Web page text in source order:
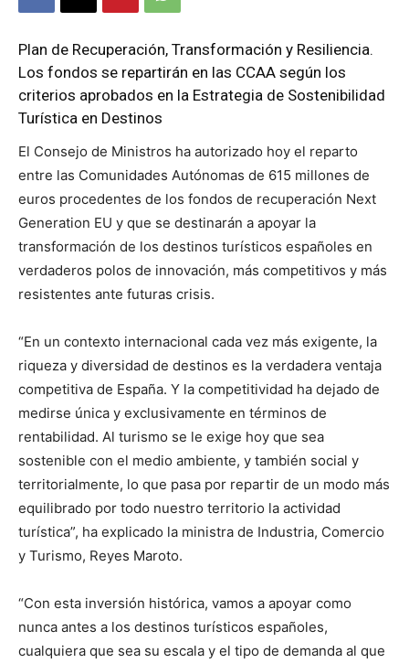
Plan de Recuperación, Transformación y Resiliencia.
Los fondos se repartirán en las CCAA según los
criterios aprobados en la Estrategia de Sostenibilidad
Turística en Destinos
El Consejo de Ministros ha autorizado hoy el reparto
entre las Comunidades Autónomas de 615 millones de
euros procedentes de los fondos de recuperación Next
Generation EU y que se destinarán a apoyar la
transformación de los destinos turísticos españoles en
verdaderos polos de innovación, más competitivos y más
resistentes ante futuras crisis.
“En un contexto internacional cada vez más exigente, la
riqueza y diversidad de destinos es la verdadera ventaja
competitiva de España. Y la competitividad ha dejado de
medirse única y exclusivamente en términos de
rentabilidad. Al turismo se le exige hoy que sea
sostenible con el medio ambiente, y también social y
territorialmente, lo que pasa por repartir de un modo más
equilibrado por todo nuestro territorio la actividad
turística”, ha explicado la ministra de Industria, Comercio
y Turismo, Reyes Maroto.
“Con esta inversión histórica, vamos a apoyar como
nunca antes a los destinos turísticos españoles,
cualquiera que sea su escala y el tipo de demanda al que